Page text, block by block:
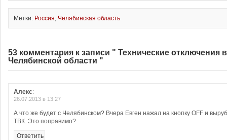
Метки: Россия, Челябинская область
53 комментария к записи " Технические отключения
Челябинской области "
Алекс:
26.07.2013 в 13:27
А что же будет с Челябинском? Вчера Евген нажал на кнопку OFF и
ТВК. Это поправимо?
Ответить